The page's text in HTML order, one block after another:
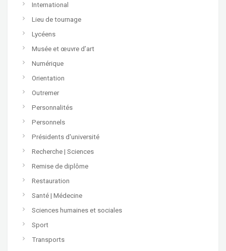
International
Lieu de tournage
Lycéens
Musée et œuvre d’art
Numérique
Orientation
Outremer
Personnalités
Personnels
Présidents d'université
Recherche | Sciences
Remise de diplôme
Restauration
Santé | Médecine
Sciences humaines et sociales
Sport
Transports